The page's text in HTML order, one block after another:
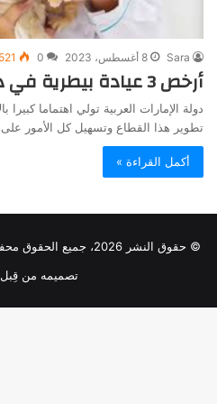
Sara 8 أغسطس، 2023 0
521
أرخص 3 عيادة بيطرية في دبي
دولة الإمارات العربية تولي اهتماما
تطوير هذا القطاع وتسهيل كل الأمور على
أكمل القراءة »
© حقوق النشر 2026، جميع الحقوق محفوظة |
تصميمه من قِبل TieLabs